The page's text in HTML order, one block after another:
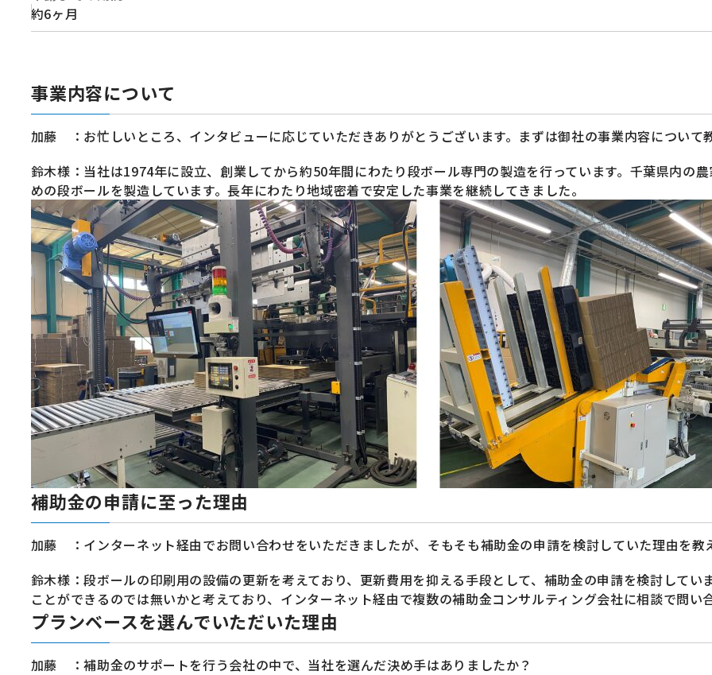
約6ヶ月
事業内容について
加藤 ：お忙しいところ、インタビューに応じていただきありがとうございます。まずは御社の事業内容について
鈴木様：当社は1974年に設立、創業してから約50年間にわたり段ボール専門の製造を行っています。千葉県内の
めの段ボールを製造しています。長年にわたり地域密着で安定した事業を継続してきました。
補助金の申請に至った理由
加藤 ：インターネット経由でお問い合わせをいただきましたが、そもそも補助金の申請を検討していた理由を教
鈴木様：段ボールの印刷用の設備の更新を考えており、更新費用を抑える手段として、補助金の申請を検討して
ことができるのでは無いかと考えており、インターネット経由で複数の補助金コンサルティング会社に相談で問い
プランベースを選んでいただいた理由
加藤 ：補助金のサポートを行う会社の中で、当社を選んだ決め手はありましたか？